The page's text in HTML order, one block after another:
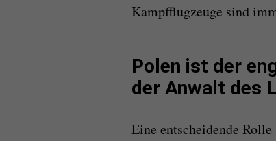
Kampfflugzeuge sind
Polen ist der
der Anwalt des
Eine entscheidende